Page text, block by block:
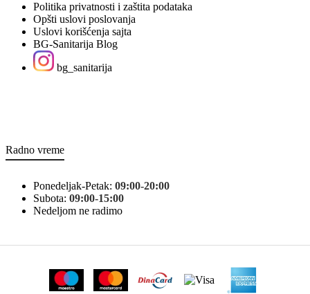
Politika privatnosti i zaštita podataka
Opšti uslovi poslovanja
Uslovi korišćenja sajta
BG-Sanitarija Blog
bg_sanitarija
Radno vreme
Ponedeljak-Petak: 09:00-20:00
Subota: 09:00-15:00
Nedeljom ne radimo